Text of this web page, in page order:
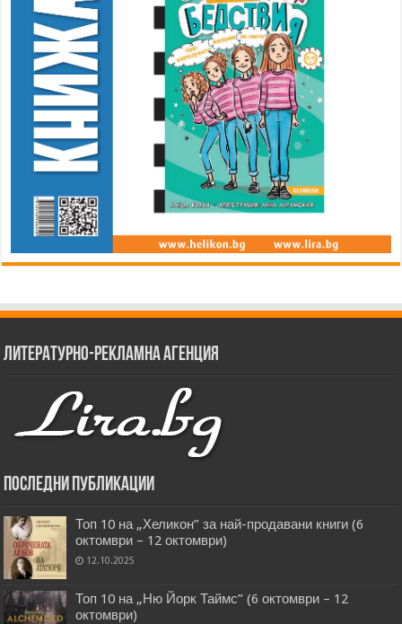
Литературно-рекламна агенция
Последни публикации
Топ 10 на „Хеликон” за най-продавани книги (6
октомври – 12 октомври)
12.10.2025
Топ 10 на „Ню Йорк Таймс” (6 октомври – 12
октомври)